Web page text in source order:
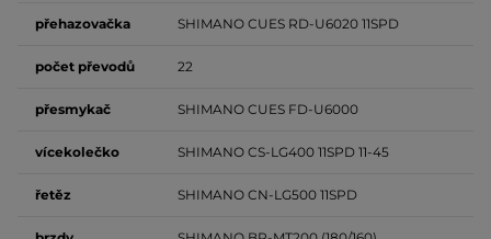
přehazovačka SHIMANO CUES RD-U6020 11SPD
počet převodů 22
přesmykač SHIMANO CUES FD-U6000
vícekolečko SHIMANO CS-LG400 11SPD 11-45
řetěz SHIMANO CN-LG500 11SPD